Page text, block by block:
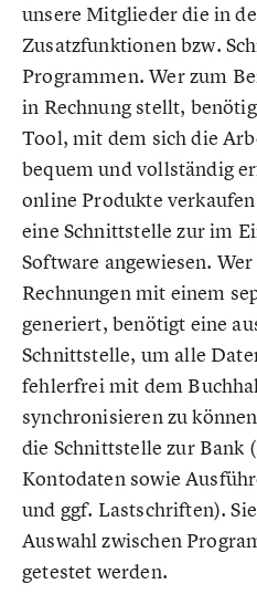
unsere Mitglieder die in
Zusatzfunktionen bzw.
Programmen. Wer zum
in Rechnung stellt,
Tool, mit dem sich die
bequem und vollständig
online Produkte
eine Schnittstelle zur im
Software angewiesen.
Rechnungen mit einem
generiert, benötigt eine
Schnittstelle, um alle
fehlerfrei mit dem
synchronisieren zu
die Schnittstelle zur Bank
Kontodaten sowie
und ggf. Lastschriften).
Auswahl zwischen
getestet werden.